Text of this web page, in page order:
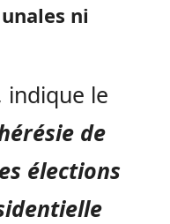
ni
indique le
de
élections